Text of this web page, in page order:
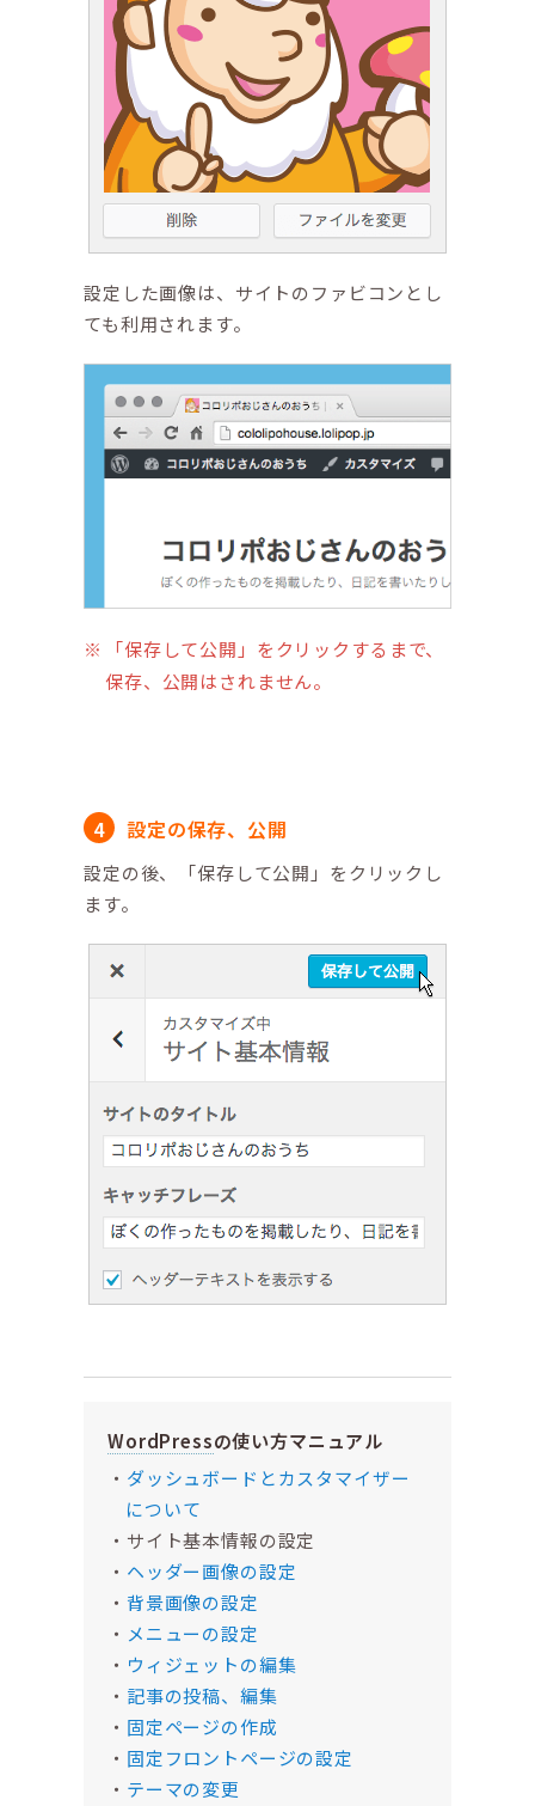
設定した画像は、サイトのファビコンとし
ても利用されます。
「保存して公開」をクリックするまで、
保存、公開はされません。
設定の保存、公開
設定の後、「保存して公開」をクリックし
ます。
WordPressの使い方マニュアル
ダッシュボードとカスタマイザー
について
サイト基本情報の設定
ヘッダー画像の設定
背景画像の設定
メニューの設定
ウィジェットの編集
記事の投稿、編集
固定ページの作成
固定フロントページの設定
テーマの変更